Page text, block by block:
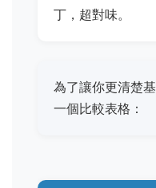
丁，超對味。
為了讓你更清楚
一個比較表格：